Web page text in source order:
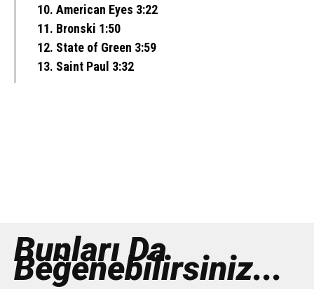
10. American Eyes 3:22
11. Bronski 1:50
12. State of Green 3:59
13. Saint Paul 3:32
Bunları Da
Beğenebilirsiniz...